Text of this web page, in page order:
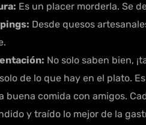
Es un placer morderla. Se
Desde quesos
No solo saben bien,
de lo que hay en el plato.
buena comida con amigos.
y traído lo mejor de la